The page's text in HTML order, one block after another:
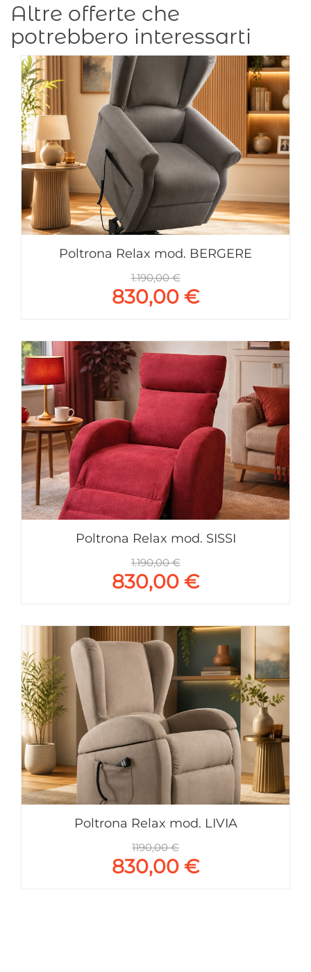
Altre offerte che
potrebbero interessarti
Poltrona Relax mod. BERGERE
1.190,00 €
830,00 €
Poltrona Relax mod. SISSI
1.190,00 €
830,00 €
Poltrona Relax mod. LIVIA
1190,00 €
830,00 €